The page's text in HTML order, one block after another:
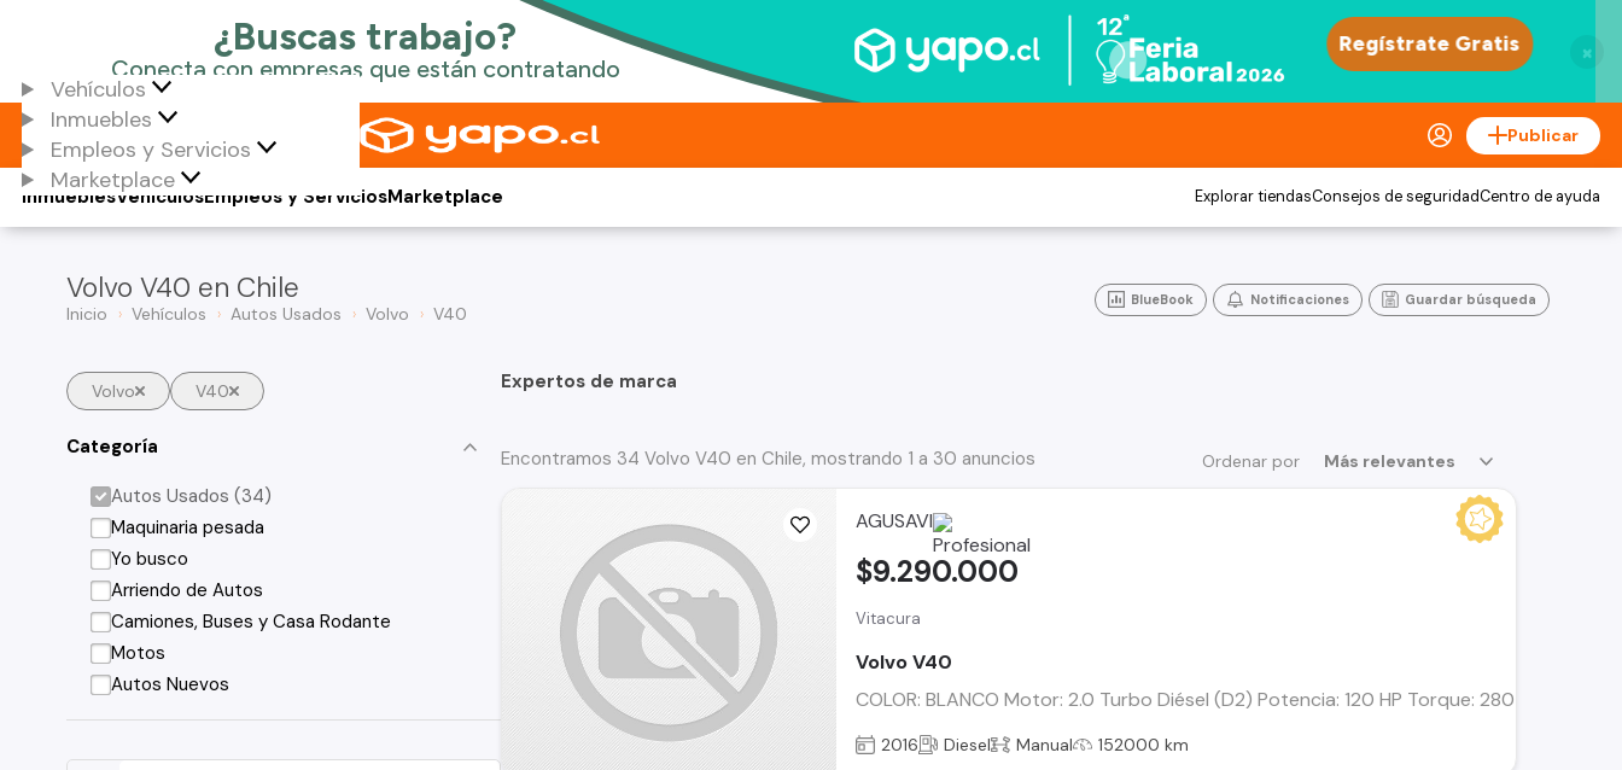
×
Vehículos
Inmuebles
Empleos y Servicios
Marketplace
Publicar
Vehículos
Inmuebles Empleos y ServiciosMarketplace Explorar tiendasConsejos de seguridadCentro de ayuda
Volvo V40 en Chile
Inicio Vehículos Autos Usados Volvo V40
BlueBook Notificaciones Guardar búsqueda
Volvo V40
Categoría
Autos Usados (34)
Maquinaria pesada
Yo busco
Arriendo de Autos
Camiones, Buses y Casa Rodante
Motos
Autos Nuevos
Expertos de marca
Ordenar por Más relevantes
Encontramos 34 Volvo V40 en Chile, mostrando 1 a 30 anuncios
AGUSAVI
Vitacura
Volvo V40
COLOR: BLANCO Motor: 2.0 Turbo Diésel (D2) Potencia: 120 HP Torque: 280 Nm
$9.290.000
2016 Diesel Manual 152000 km